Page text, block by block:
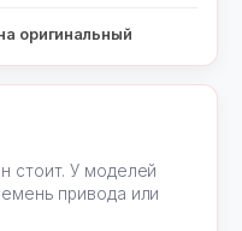
оригинальный
стоит. У моделей
привода или